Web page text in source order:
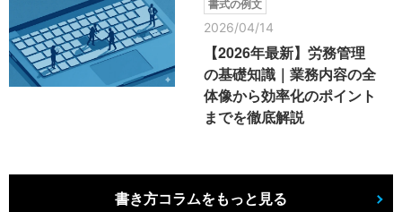
書式の例文
2026/04/14
【2026年最新】労務管理
の基礎知識｜業務内容の全
体像から効率化のポイント
までを徹底解説
書き方コラムをもっと見る